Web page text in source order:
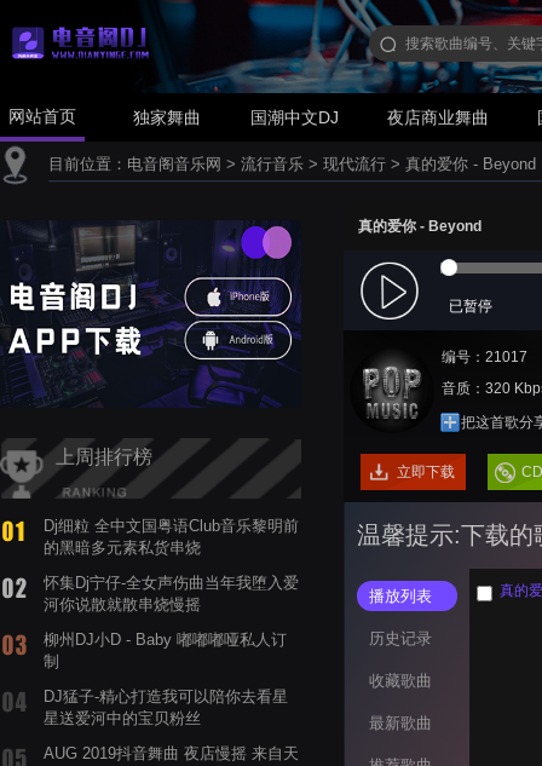
网站首页 独家舞曲 国潮中文DJ 夜店商业舞曲
目前位置： 电音阁音乐网 > 流行音乐 > 现代流行 > 真的爱你 - Beyond
上周排行榜
Dj细粒 全中文国粤语Club音乐黎明前
的黑暗多元素私货串烧
怀集Dj宁仔-全女声伤曲当年我堕入爱
河你说散就散串烧慢摇
柳州DJ小D - Baby 嘟嘟嘟哑私人订
制
DJ猛子-精心打造我可以陪你去看星
星送爱河中的宝贝粉丝
AUG 2019抖音舞曲 夜店慢摇 来自天
真的爱你 - Beyond
已暂停
编号：21017
音质：320
把这首歌分
立即下载
温馨提示:下载的
播放列表
历史记录
收藏歌曲
最新歌曲
真的